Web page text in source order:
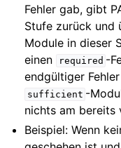
Fehler gab, gibt
Stufe zurück und
Module in dieser
einen
required -
endgültiger
sufficient -
nichts am bereits
Beispiel: Wenn